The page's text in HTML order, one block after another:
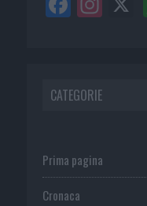
CATEGORIE
Prima pagina
Cronaca